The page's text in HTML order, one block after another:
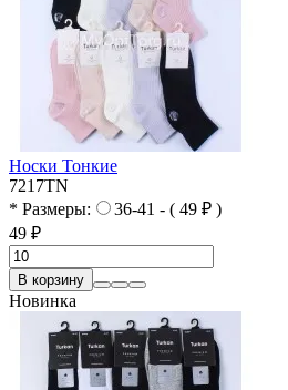
Носки Тонкие
7217TN
* Размеры:
36-41 - ( 49 ₽ )
49 ₽
В корзину
Новинка